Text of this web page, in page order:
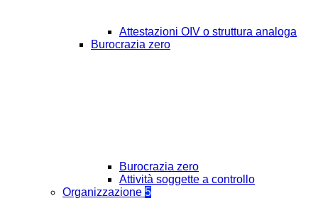
Attestazioni OIV o struttura analoga
Burocrazia zero
Burocrazia zero
Attività soggette a controllo
Organizzazione 5